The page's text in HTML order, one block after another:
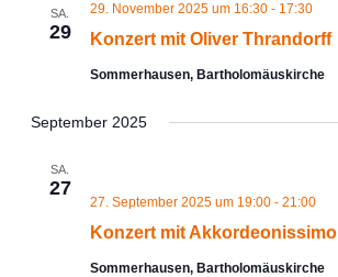
SA.
29 Konzert mit Oliver Thrandorff
29. November 2025 um 16:30- 17:30
Sommerhausen, Bartholomäuskirche
September 2025
SA.
27
Konzert mit Akkordeonissimo
27. September 2025 um 19:00- 21:00
Sommerhausen, Bartholomäuskirche